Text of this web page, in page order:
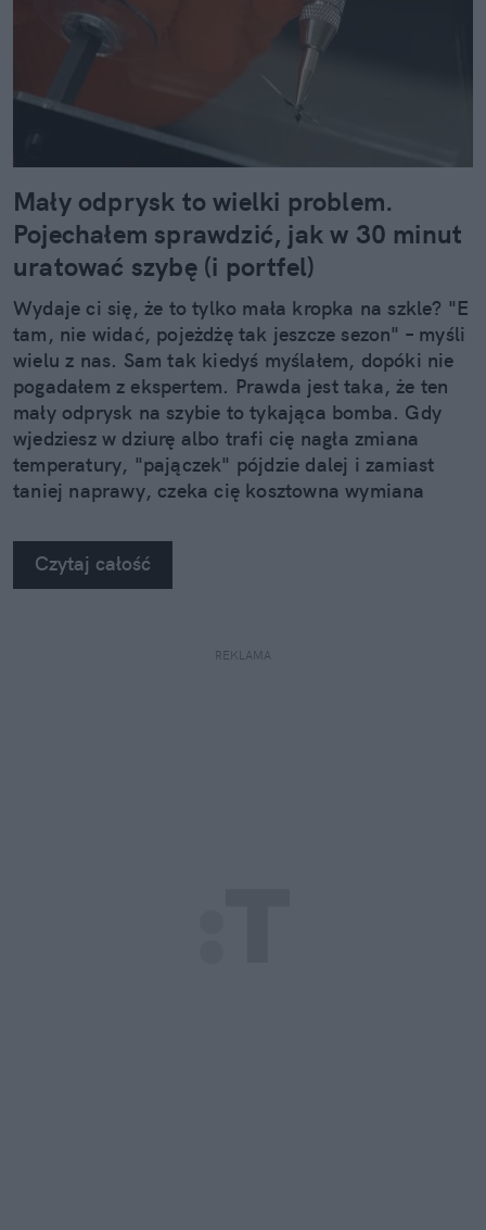
Mały odprysk to wielki problem.
Pojechałem sprawdzić, jak w 30 minut
uratować szybę (i portfel)
Wydaje ci się, że to tylko mała kropka na szkle? "E
tam, nie widać, pojeżdżę tak jeszcze sezon" – myśli
wielu z nas. Sam tak kiedyś myślałem, dopóki nie
pogadałem z ekspertem. Prawda jest taka, że ten
mały odprysk na szybie to tykająca bomba. Gdy
wjedziesz w dziurę albo trafi cię nagła zmiana
temperatury, "pajączek" pójdzie dalej i zamiast
taniej naprawy, czeka cię kosztowna wymiana
na własne oczy zobaczyć, jak profesjonaliści radzą
sobie z takimi uszkodzeniami.
Czytaj całość
REKLAMA